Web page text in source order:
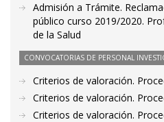
Admisión a Trámite.
público curso 2019/2020.
de la Salud
CONVOCATORIAS DE PERSONAL
Criterios de valoración.
Criterios de valoración.
Criterios de valoración.